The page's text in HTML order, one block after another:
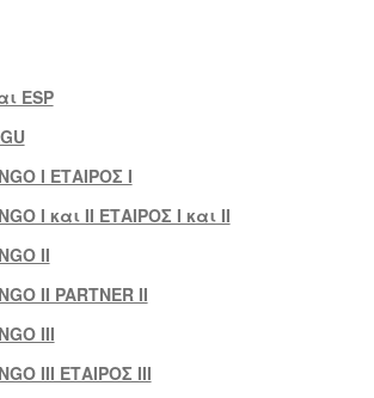
ESP
I ΕΤΑΙΡΟΣ Ι
I και II ΕΤΑΙΡΟΣ I και II
II
II PARTNER II
III
III ΕΤΑΙΡΟΣ III